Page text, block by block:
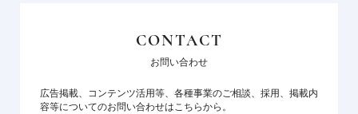
CONTACT
お問い合わせ
広告掲載、コンテンツ活用等、各種事業のご相談、採用、掲載内
容等についてのお問い合わせはこちらから。